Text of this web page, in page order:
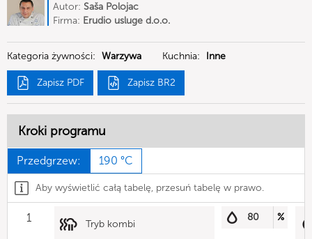
Autor: Saša Polojac
Firma: Erudio usluge d.o.o.
Kategoria żywności: Warzywa Kuchnia: Inne
Zapisz PDF Zapisz BR2
Kroki programu
Przedgrzew: 190 °C
Aby wyświetlić całą tabelę, przesuń tabelę w prawo.
1 Tryb kombi
80 %